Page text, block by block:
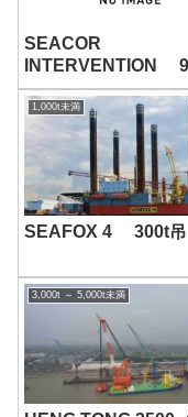
Image-画像-